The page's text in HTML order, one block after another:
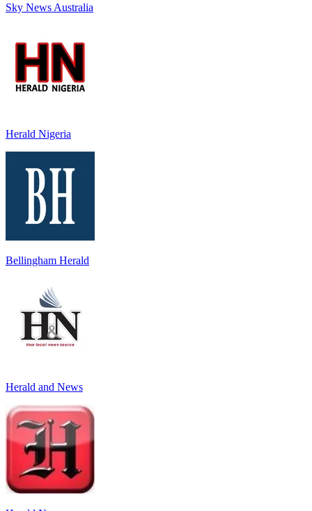
Sky News Australia
Herald Nigeria
Bellingham Herald
Herald and News